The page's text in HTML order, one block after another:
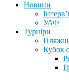
Новини
УАФ
Турніри
Кубок